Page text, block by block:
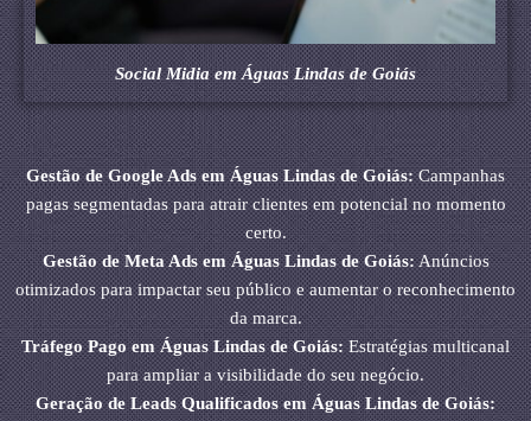
Social Midia em Águas Lindas de Goiás
Gestão de Google Ads em Águas Lindas de Goiás:Campanhas
pagas segmentadas para atrair clientes em potencial no momento
certo.
Gestão de Meta Ads em Águas Lindas de Goiás:Anúncios
otimizados para impactar seu público e aumentar o reconhecimento
da marca.
Tráfego Pago em Águas Lindas de Goiás:Estratégias multicanal
para ampliar a visibilidade do seu negócio.
Geração de Leads Qualificados em Águas Lindas de Goiás: